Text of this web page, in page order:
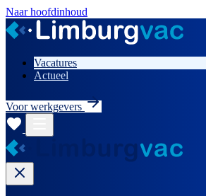
Naar hoofdinhoud
Vacatures
Actueel
Voor werkgevers